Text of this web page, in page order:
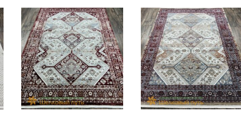
вариаций.
Опции
можно
выбрать
на
странице
вариаций.
Опции
можно
выбрать
на
странице